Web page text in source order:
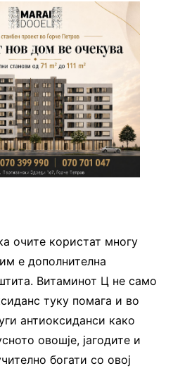
очите користат многу
е дополнителна
Витаминот Ц не само
туку помага и во
антиоксиданси како
овошје, јагодите и
богати со овој